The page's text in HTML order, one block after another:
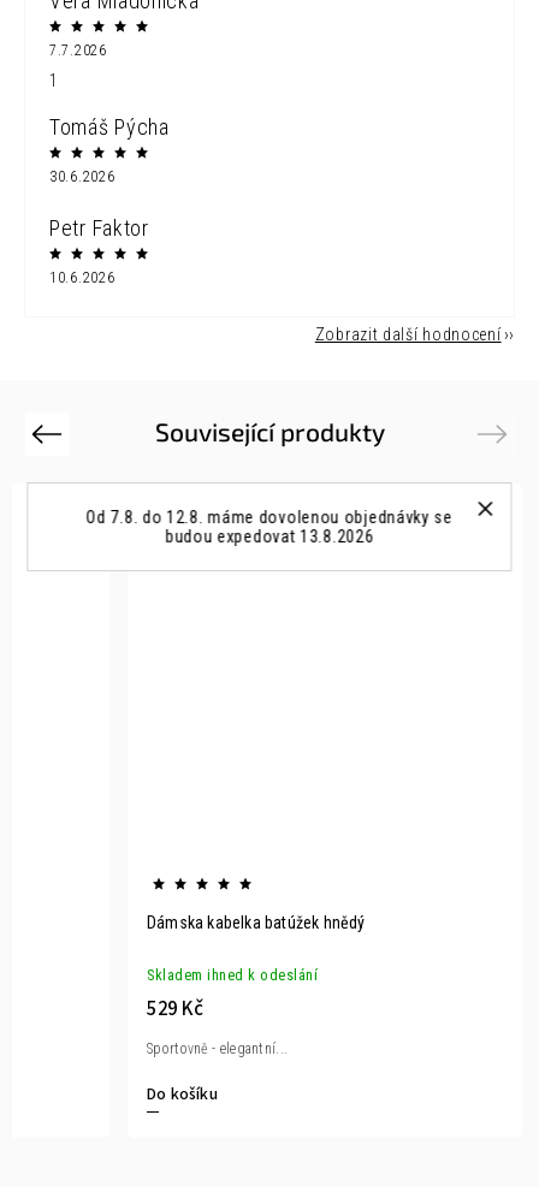
Od 7.8. do 12.8. máme dovolenou objednávky se
budou expedovat 13.8.2026
7.7.2026
1
Tomáš Pýcha
30.6.2026
Petr Faktor
10.6.2026
Zobrazit další hodnocení
Související produkty
Previous
Dámska kabelka batúžek hnědý
Skladem ihned k odeslání
529 Kč
Do košíku
Sportovně - elegantní...
Next